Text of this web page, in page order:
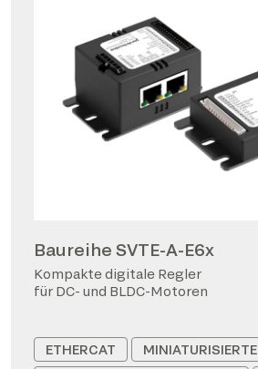
Baureihe SVTE-A-E6x
Kompakte digitale Regler
für DC- und BLDC-Motoren
ETHERCAT
MINIATURISIERTE